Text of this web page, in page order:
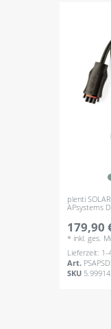
plenti
APsystems
179,90
* inkl. ges.
Lieferzeit: 1-
Art.
SKU